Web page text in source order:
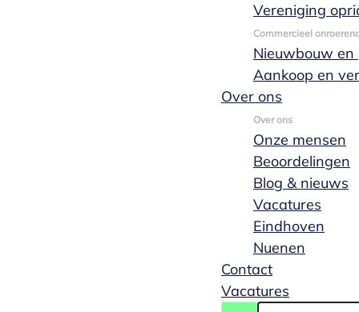
Vereniging
Commercieel
Nieuwbouw
Aankoop en
Over ons
Over ons
Onze mensen
Beoordelingen
Blog & nieuws
Vacatures
Eindhoven
Nuenen
Contact
Vacatures
Daniek heeft op 2 december 2015
de Grotius specialisatieopleiding
Bekijk het hele team